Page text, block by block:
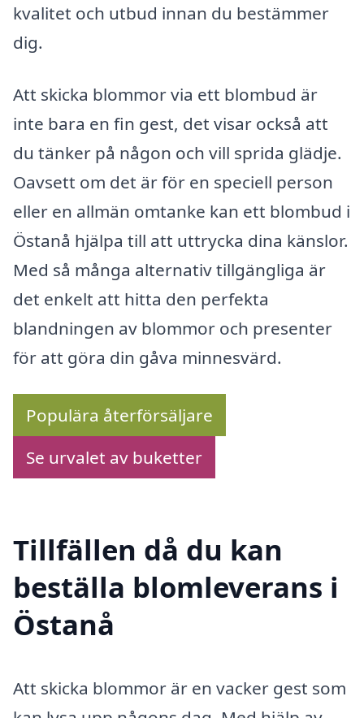
kvalitet och utbud innan du bestämmer
dig.
Att skicka blommor via ett blombud är
inte bara en fin gest, det visar också att
du tänker på någon och vill sprida glädje.
Oavsett om det är för en speciell person
eller en allmän omtanke kan ett blombud i
Östanå hjälpa till att uttrycka dina känslor.
Med så många alternativ tillgängliga är
det enkelt att hitta den perfekta
blandningen av blommor och presenter
för att göra din gåva minnesvärd.
Populära återförsäljare
Se urvalet av buketter
Tillfällen då du kan
beställa blomleverans i
Östanå
Att skicka blommor är en vacker gest som